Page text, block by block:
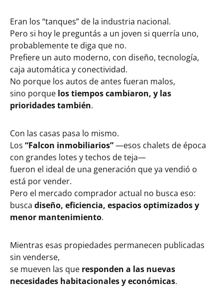
Eran los “tanques” de la industria nacional.
Pero si hoy le preguntás a un joven si querría uno,
probablemente te diga que no.
Prefiere un auto moderno, con diseño, tecnología,
caja automática y conectividad.
No porque los autos de antes fueran malos,
sino porque los tiempos cambiaron, y las
prioridades también.
Con las casas pasa lo mismo.
Los “Falcon inmobiliarios”—esos chalets de época
con grandes lotes y techos de teja—
fueron el ideal de una generación que ya vendió o
está por vender.
Pero el mercado comprador actual no busca eso:
busca diseño, eficiencia, espacios optimizados y
menor mantenimiento.
Mientras esas propiedades permanecen publicadas
sin venderse,
se mueven las que responden a las nuevas
necesidades habitacionales y económicas.